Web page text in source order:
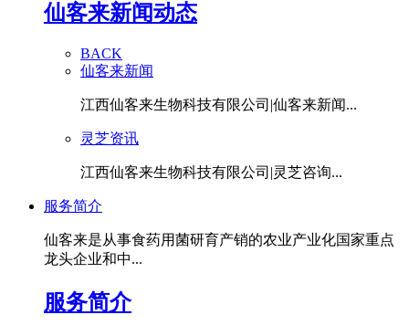
仙客来新闻动态
BACK
仙客来新闻
江西仙客来生物科技有限公司|仙客来新闻...
灵芝资讯
江西仙客来生物科技有限公司|灵芝咨询...
服务简介
仙客来是从事食药用菌研育产销的农业产业化国家重点
龙头企业和中...
服务简介